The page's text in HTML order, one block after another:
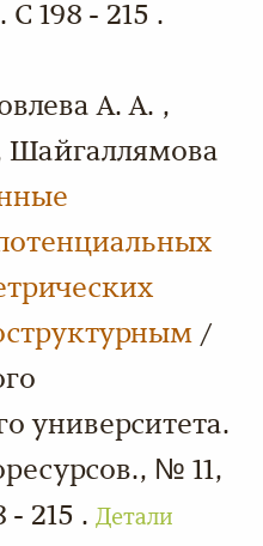
198 - 215 .
А. А. ,
Шайгаллямова
/
университета.
№ 11,
- 215 . Детали